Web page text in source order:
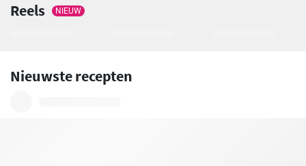
Reels NIEUW
Nieuwste recepten